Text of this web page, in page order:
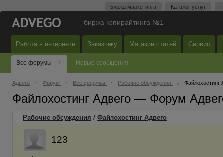
Биржа маркетинга Каталог услуг
— биржа копирайтинга №1
Работа в интернете Заказчику Магазин статей Сервис
Все форумы Новые сообщения
Адвего Форум Все форумы Рабочие обсуждения Файлохостинг
Файлохостинг Адвего — Форум
Рабочие обсуждения / Файлохостинг Адвего
123